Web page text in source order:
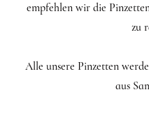
empfehlen wir die
zu
Alle unsere Pinzetten
aus